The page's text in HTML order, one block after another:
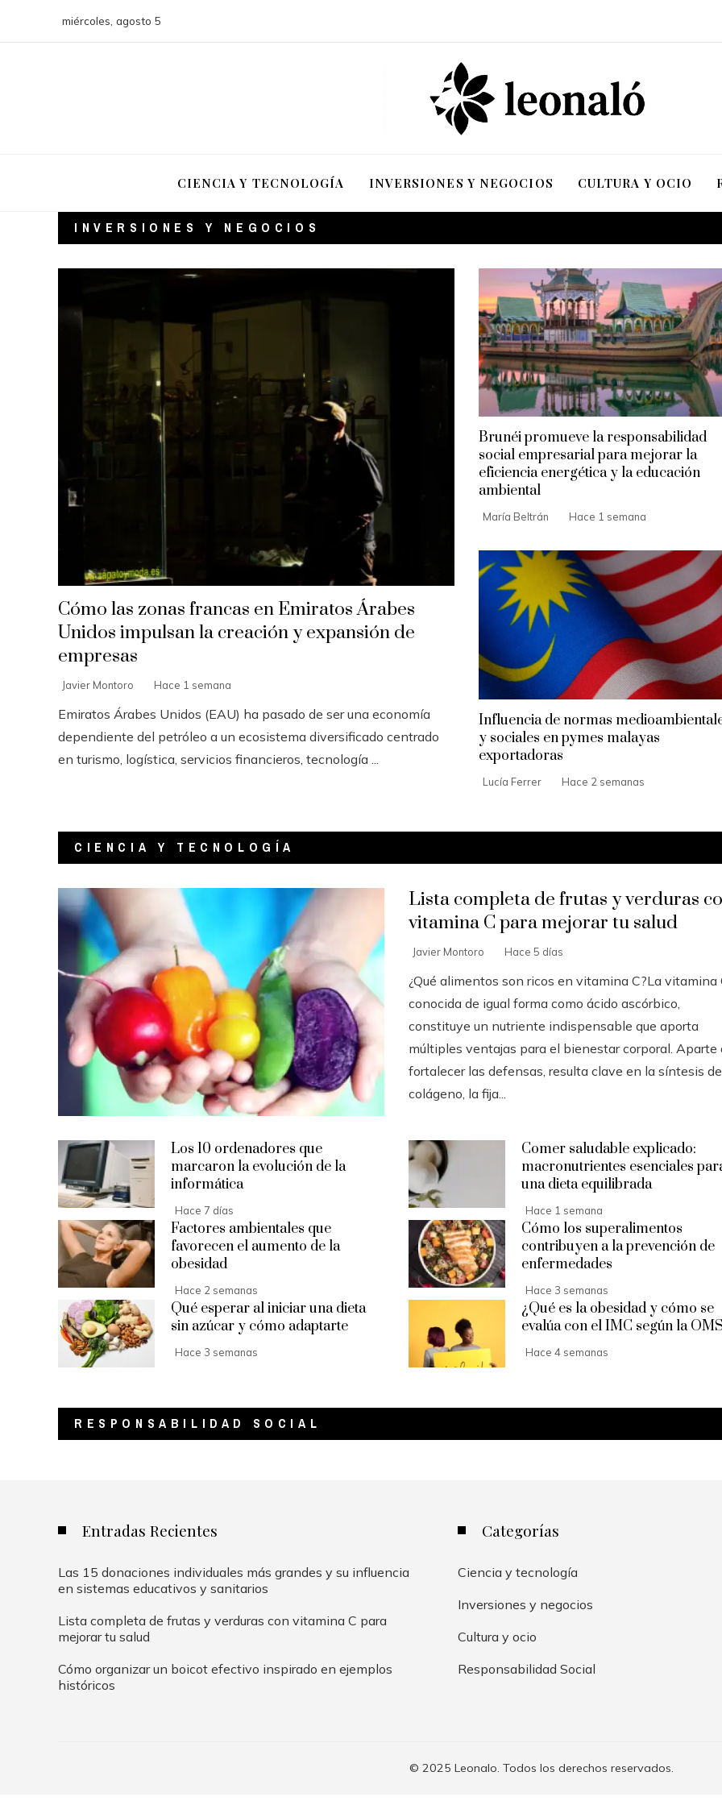
miércoles, agosto 5
CIENCIA Y TECNOLOGÍA INVERSIONES Y NEGOCIOS CULTURA Y OCIO
INVERSIONES Y NEGOCIOS
Cómo las zonas francas en Emiratos Árabes
Unidos impulsan la creación y expansión de
empresas
Javier Montoro Hace 1 semana
Emiratos Árabes Unidos (EAU) ha pasado de ser una economía
dependiente del petróleo a un ecosistema diversificado centrado
en turismo, logística, servicios financieros, tecnología ...
Brunéi promueve la responsabilidad
social empresarial para mejorar la
eficiencia energética y la educación
ambiental
María Beltrán Hace 1 semana
Influencia de normas
y sociales en pymes malayas
exportadoras
Lucía Ferrer Hace 2 semanas
CIENCIA Y TECNOLOGÍA
Lista completa de frutas y verduras
vitamina C para mejorar tu salud
Javier Montoro Hace 5 días
¿Qué alimentos son ricos en vitamina C?La vitamina
conocida de igual forma como ácido ascórbico,
constituye un nutriente indispensable que aporta
múltiples ventajas para el bienestar corporal. Aparte
fortalecer las defensas, resulta clave en la síntesis de
colágeno, la fija...
Los 10 ordenadores que
marcaron la evolución de la
informática
Hace 7 días
Comer saludable explicado:
macronutrientes esenciales
una dieta equilibrada
Hace 1 semana
Factores ambientales que
favorecen el aumento de la
obesidad
Hace 2 semanas
Cómo los superalimentos
contribuyen a la prevención de
enfermedades
Hace 3 semanas
Qué esperar al iniciar una dieta
sin azúcar y cómo adaptarte
Hace 3 semanas
¿Qué es la obesidad y cómo se
evalúa con el IMC según la
Hace 4 semanas
RESPONSABILIDAD SOCIAL
Entradas Recientes
Las 15 donaciones individuales más grandes y su influencia
en sistemas educativos y sanitarios
Lista completa de frutas y verduras con vitamina C para
mejorar tu salud
Cómo organizar un boicot efectivo inspirado en ejemplos
históricos
Categorías
Ciencia y tecnología
Inversiones y negocios
Cultura y ocio
Responsabilidad Social
© 2025 Leonalo. Todos los derechos reservados.